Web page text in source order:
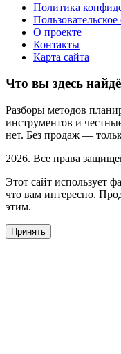
Политика
О проекте
Контакты
Карта сайта
Что вы здесь
Разборы методов
инструментов и
нет. Без продаж —
2026. Все права
Этот сайт использует
что вам интересно.
этим.
Принять